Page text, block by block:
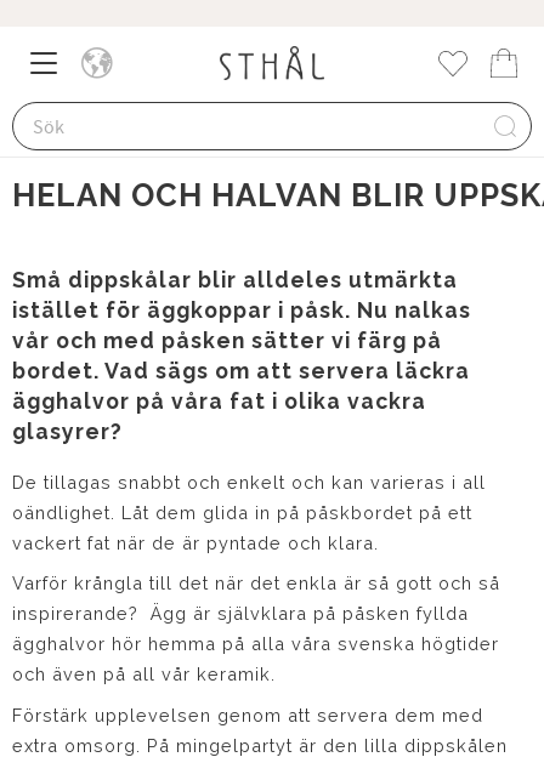
Meny
HELAN OCH HALVAN BLIR
Små dippskålar blir alldeles utmärkta
istället för äggkoppar i påsk. Nu nalkas
vår och med påsken sätter vi färg på
bordet. Vad sägs om att servera läckra
ägghalvor på våra fat i olika vackra
glasyrer?
De tillagas snabbt och enkelt och kan varieras i all
oändlighet. Låt dem glida in på påskbordet på ett
vackert fat när de är pyntade och klara.
Varför krångla till det när det enkla är så gott och så
inspirerande? Ägg är självklara på påsken fyllda
ägghalvor hör hemma på alla våra svenska högtider
och även på all vår keramik.
Förstärk upplevelsen genom att servera dem med
extra omsorg. På mingelpartyt är den lilla dippskålen